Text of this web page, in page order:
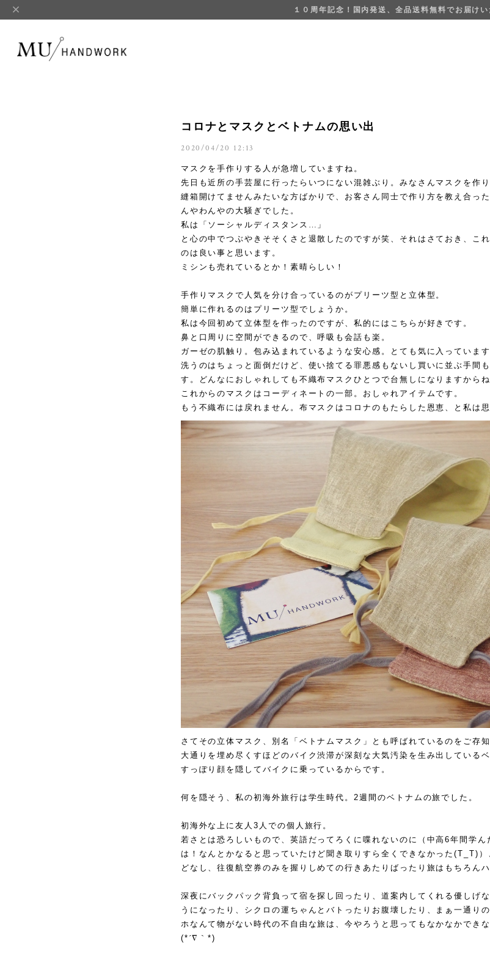
１０周年記念！国内発送、全品送料無料でお届けい
コロナとマスクとベトナムの思い出
2020/04/20 12:13
マスクを手作りする人が急増していますね。
先日も近所の手芸屋に行ったらいつにない混雑ぶり。みなさんマスクを作
縫箱開けてませんみたいな方ばかりで、お客さん同士で作り方を教え合っ
んやわんやの大騒ぎでした。
私は「ソーシャルディスタンス…」
と心の中でつぶやきそそくさと退散したのですが笑、それはさておき、こ
のは良い事と思います。
ミシンも売れているとか！素晴らしい！
手作りマスクで人気を分け合っているのがプリーツ型と立体型。
簡単に作れるのはプリーツ型でしょうか。
私は今回初めて立体型を作ったのですが、私的にはこちらが好きです。
鼻と口周りに空間ができるので、呼吸も会話も楽。
ガーゼの肌触り。包み込まれているような安心感。とても気に入っています
洗うのはちょっと面倒だけど、使い捨てる罪悪感もないし買いに並ぶ手間
す。どんなにおしゃれしても不織布マスクひとつで台無しになりますからね
これからのマスクはコーディネートの一部。おしゃれアイテムです。
もう不織布には戻れません。布マスクはコロナのもたらした恩恵、と私は
さてその立体マスク、別名「ベトナムマスク」とも呼ばれているのをご存
大通りを埋め尽くすほどのバイク渋滞が深刻な大気汚染を生み出している
すっぽり顔を隠してバイクに乗っているからです。
何を隠そう、私の初海外旅行は学生時代。 2週間のベトナムの旅でした。
初海外な上に友人3 人での個人旅行。
若さとは恐ろしいもので、英語だってろくに喋れないのに（中高6年間学ん
は！なんとかなると思っていたけど聞き取りすら全くできなかった(T_T)
どなし、往復航空券のみを握りしめての行きあたりばったり旅はもちろん
深夜にバックパック背負って宿を探し回ったり、道案内してくれる優しげ
うになったり、シクロの運ちゃんとバトったりお腹壊したり、まぁ一通り
ホなんて物がない時代の不自由な旅は、今やろうと思ってもなかなかでき
(* ´∇｀*)